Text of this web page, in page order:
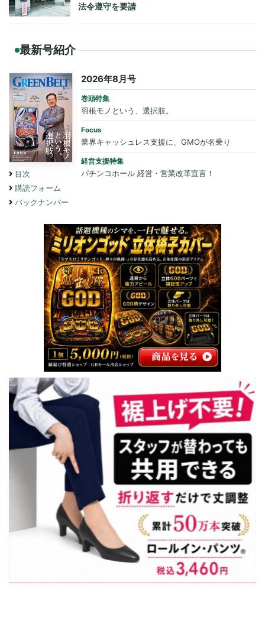
法令遵守を要請
最新号紹介
目次
購読フォーム
バックナンバー
2026年8月号
巻頭特集
羽根モノという、選択肢。
Focus
業界キャッシュレス支援に、GMOが名乗り
経営支援特集
パチンコホール 経営・営業改革宣言！